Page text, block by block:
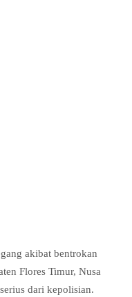
akibat bentrokan
Flores Timur, Nusa
dari kepolisian.